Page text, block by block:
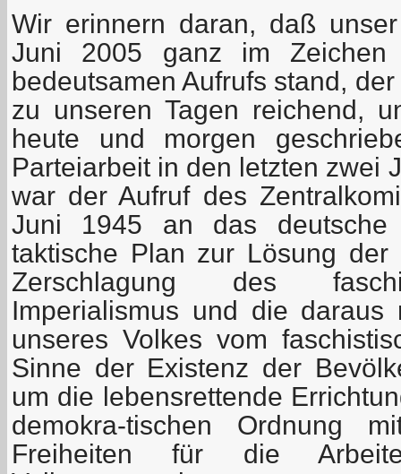
Wir erinnern daran, daß
Juni 2005 ganz im Zeichen
bedeutsamen Aufrufs stand,
zu unseren Tagen reichend,
heute und morgen
Parteiarbeit in den letzten zwei
war der Aufruf des
Juni 1945 an das deutsche
taktische Plan zur Lösung der
Zerschlagung des
Imperialismus und die daraus
unseres Volkes vom
Sinne der Existenz der
um die lebensrettende
demokra-tischen Ordnung
Freiheiten für die